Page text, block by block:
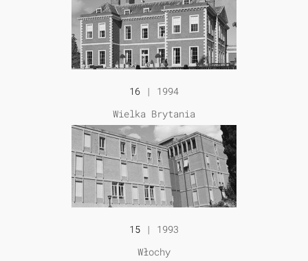
16 | 1994
Wielka Brytania
15 | 1993
Włochy